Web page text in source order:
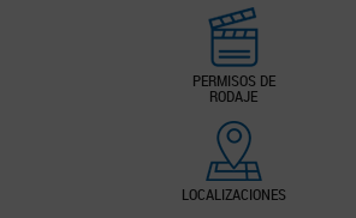
PERMISOS DE
RODAJE
LOCALIZACIONES